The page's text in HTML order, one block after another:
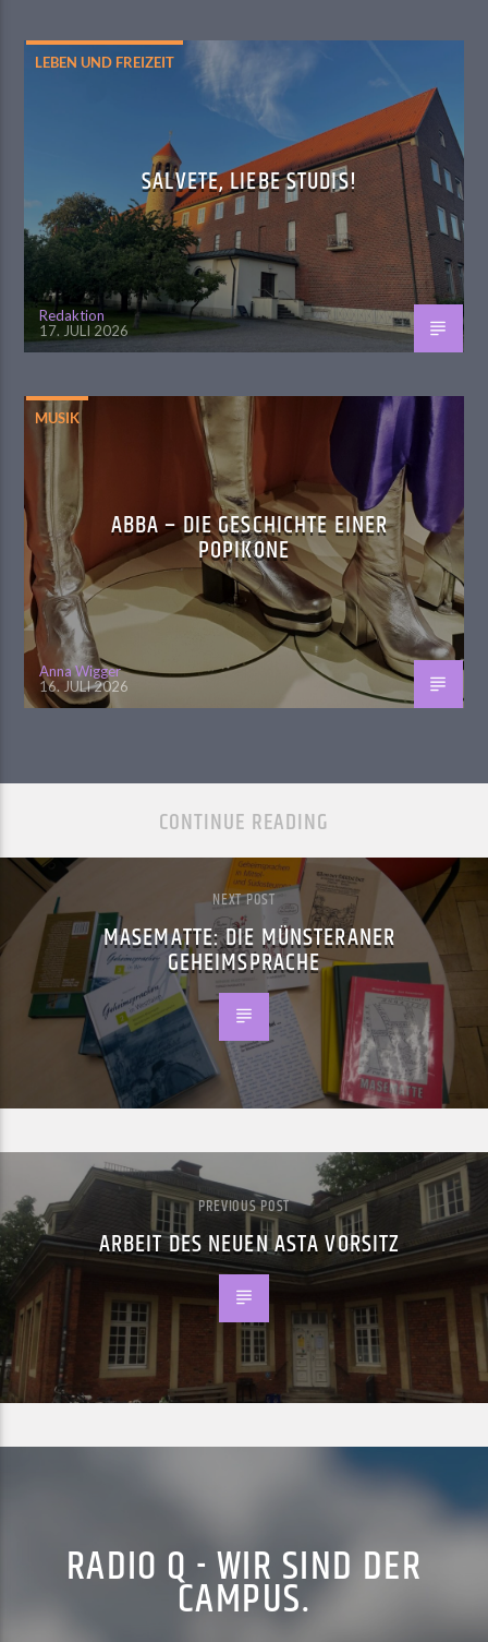
LEBEN UND FREIZEIT
SALVETE, LIEBE STUDIS!
Redaktion
17. JULI 2026
MUSIK
ABBA – DIE GESCHICHTE EINER
POPIKONE
Anna Wigger
16. JULI 2026
CONTINUE READING
NEXT POST
MASEMATTE: DIE MÜNSTERANER
GEHEIMSPRACHE
PREVIOUS POST
ARBEIT DES NEUEN ASTA VORSITZ
RADIO Q - WIR SIND DER
CAMPUS.